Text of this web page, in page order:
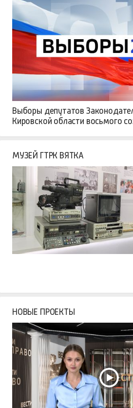
Выборы депутатов
Кировской области восьмого
МУЗЕЙ ГТРК ВЯТКА
НОВЫЕ ПРОЕКТЫ